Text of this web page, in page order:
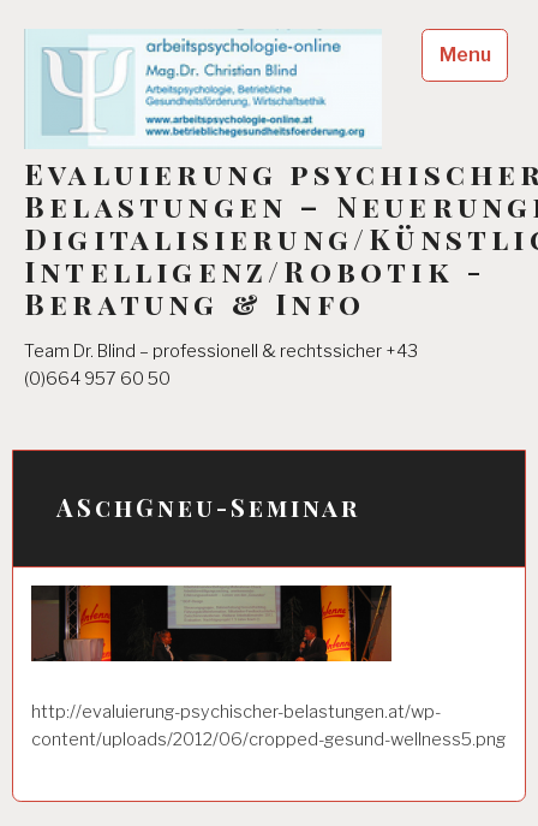
content
Evaluierung
Belastungen –
Digitalisierung/
Intelligenz/Robotik -
Beratung & Info
Team Dr. Blind – professionell & rechtssicher +43
(0)664 957 60 50
Menu
ASchGneu-Seminar
http://evaluierung-psychischer-belastungen.at/wp-
content/uploads/2012/06/cropped-gesund-wellness5.png